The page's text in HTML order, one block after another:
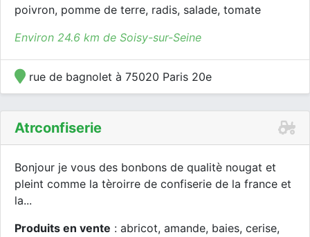
poivron, pomme de terre, radis, salade, tomate
Environ 24.6 km de Soisy-sur-Seine
rue de bagnolet à 75020 Paris 20e
Atrconfiserie
Bonjour je vous des bonbons de qualitè nougat et
pleint comme la tèroirre de confiserie de la france et
la...
Produits en vente : abricot, amande, baies, cerise,